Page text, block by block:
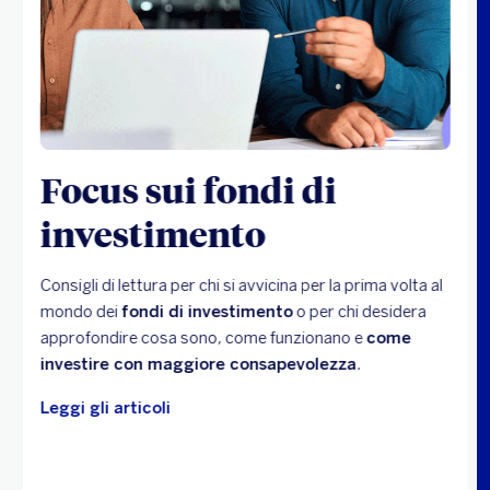
Scopri il fondo
Candriam Sustainable
- Bond EURO Short
Term
Scopri il fondo
Nordea 1 - Global
Climate And
Environment Fund
Focus sui fondi di
investimento
Consigli di lettura per chi si avvicina per la prima volta al
mondo deifondi di investimentoo per chi desidera
approfondire cosa sono, come funzionano ecome
investire con maggiore consapevolezza.
Leggi gli articoli